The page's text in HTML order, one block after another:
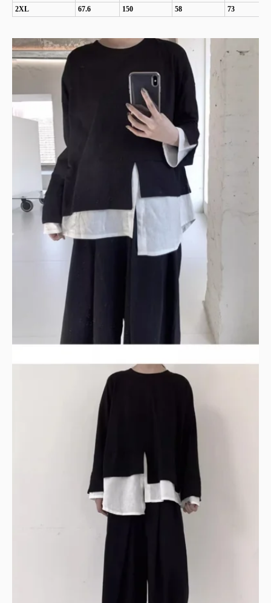
2XL
67.6 150 58 73